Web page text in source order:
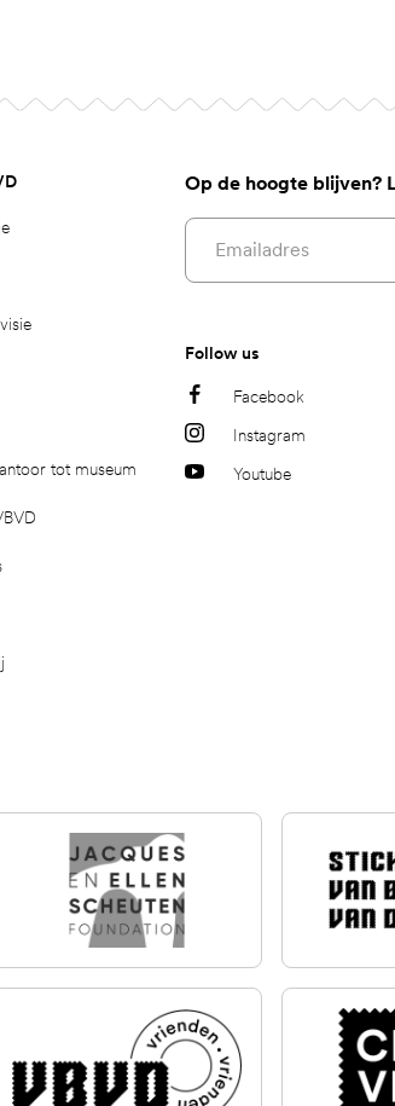
tot museum
Op de hoogte blijven?
Email address
Follow us
Facebook
Instagram
Youtube